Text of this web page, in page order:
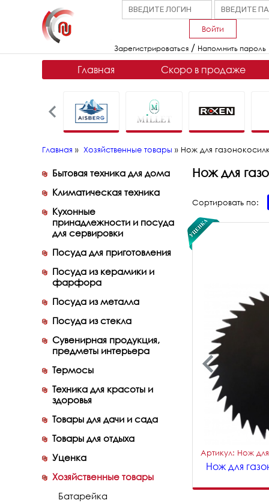
Войти
Зарегистрироваться / Напомнить пароль
Главная Скоро в продаже
Главная » Хозяйственные товары » Нож для
Бытовая техника для дома
Климатическая техника
Кухонные
принадлежности и посуда
для сервировки
Посуда для приготовления
Посуда из керамики и
фарфора
Посуда из металла
Посуда из стекла
Сувенирная продукция,
предметы интерьера
Термосы
Техника для красоты и
здоровья
Товары для дачи и сада
Товары для отдыха
Уценка
Хозяйственные товары
Батарейка
Нож для
Сортировать по:
Артикул: Нож
Нож для